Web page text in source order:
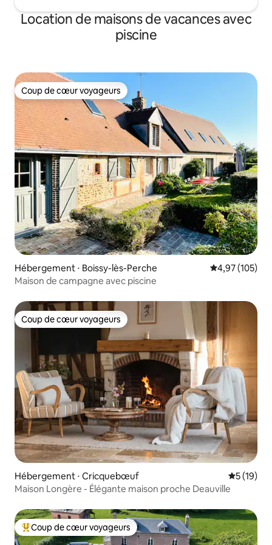
Location de maisons de vacances avec
piscine
Coup de cœur voyageurs
Coup de cœur voyageurs
Hébergement ⋅ Boissy-lès-Perche Évaluation
4,97 (105)
Maison de campagne avec piscine
Coup de cœur voyageurs
Coup de cœur voyageurs
Hébergement ⋅ Cricquebœuf
5 (19)
Maison Longère - Élégante maison proche Deauville
Coups de cœur voyageurs les plus appréciés
Coup de cœur voyageurs